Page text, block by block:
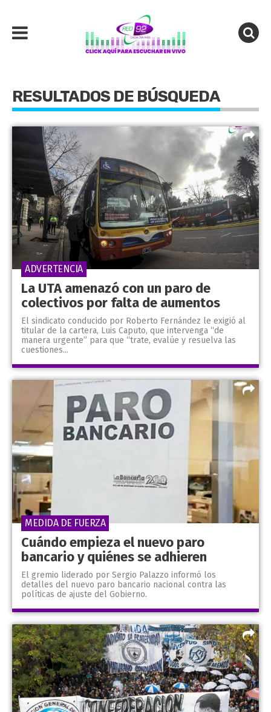
RESULTADOS DE BÚSQUEDA
La UTA amenazó con un paro de
colectivos por falta de aumentos
El sindicato conducido por Roberto Fernández le exigió al
titular de la cartera, Luis Caputo, que intervenga “de
manera urgente” para que “trate, evalúe y resuelva las
cuestiones...
ADVERTENCIA
Cuándo empieza el nuevo paro
bancario y quiénes se adhieren
El gremio liderado por Sergio Palazzo informó los
detalles del nuevo paro bancario nacional contra las
políticas de ajuste del Gobierno.
MEDIDA DE FUERZA